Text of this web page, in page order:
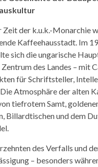
Zeit der k.u.k.-Monarchie
Kaffeehausstadt. Im
sich die ungarische
des Landes – mit
für Schriftsteller,
Atmosphäre der alten
tiefrotem Samt,
Billardtischen und dem
des Verfalls und
– besonders